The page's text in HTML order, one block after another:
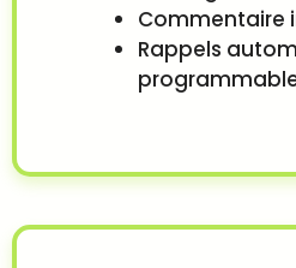
Commentaire
Rappels